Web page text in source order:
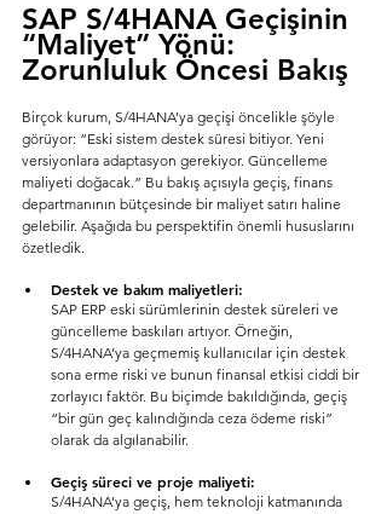
SAP S/4HANA Geçişinin
“Maliyet” Yönü:
Zorunluluk Öncesi Bakış
Birçok kurum, S/4HANA’ya geçişi öncelikle şöyle
görüyor: “Eski sistem destek süresi bitiyor. Yeni
versiyonlara adaptasyon gerekiyor. Güncelleme
maliyeti doğacak.” Bu bakış açısıyla geçiş, finans
departmanının bütçesinde bir maliyet satırı haline
gelebilir. Aşağıda bu perspektifin önemli hususlarını
özetledik.
Destek ve bakım maliyetleri:
SAP ERP eski sürümlerinin destek süreleri ve
güncelleme baskıları artıyor. Örneğin,
S/4HANA’ya geçmemiş kullanıcılar için destek
sona erme riski ve bunun finansal etkisi ciddi bir
zorlayıcı faktör. Bu biçimde bakıldığında, geçiş
“bir gün geç kalındığında ceza ödeme riski”
olarak da algılanabilir.
Geçiş süreci ve proje maliyeti:
S/4HANA’ya geçiş, hem teknoloji katmanında